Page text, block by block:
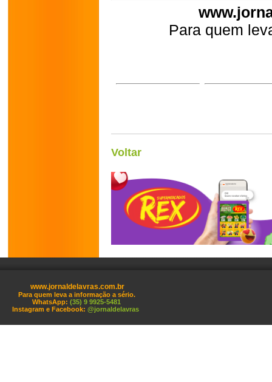
Para quem
Voltar
www.jornaldelavras.com.br
Para quem leva a informação a sério.
WhatsApp: (35) 9 9925-5481
Instagram e Facebook: @jornaldelavras